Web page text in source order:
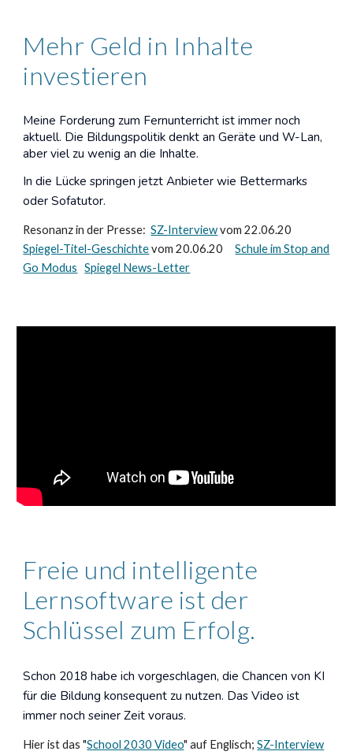
Mehr Geld in Inhalte
investieren
Meine Forderung zum Fernunterricht ist immer noch
aktuell. Die Bildungspolitik denkt an Geräte und W-Lan,
aber viel zu wenig an die Inhalte.
In die Lücke springen jetzt Anbieter wie Bettermarks
oder Sofatutor.
Resonanz in der Presse:SZ-Interviewvom 22.06.20
Spiegel-Titel-Geschichtevom 20.06.20Schule im Stop and
Go Modus
Spiegel News-Letter
Freie und intelligente
Lernsoftware ist der
Schlüssel zum Erfolg.
Schon 2018 habe ich vorgeschlagen, die Chancen von KI
für die Bildung konsequent zu nutzen. Das Video ist
immer noch seiner Zeit voraus.
Hier ist das "School 2030 Video" auf Englisch;SZ-Interview